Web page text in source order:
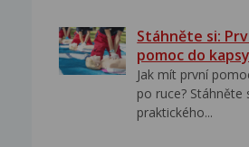
Stáhněte si:
pomoc do kapsy
Jak mít první
po ruce? Stáhněte
praktického...